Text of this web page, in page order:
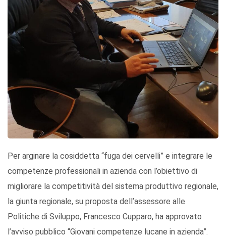
Per arginare la cosiddetta “fuga dei cervelli” e integrare le
competenze professionali in azienda con l’obiettivo di
migliorare la competitività del sistema produttivo regionale,
la giunta regionale, su proposta dell’assessore alle
Politiche di Sviluppo, Francesco Cupparo, ha approvato
l’avviso pubblico “Giovani competenze lucane in azienda”.